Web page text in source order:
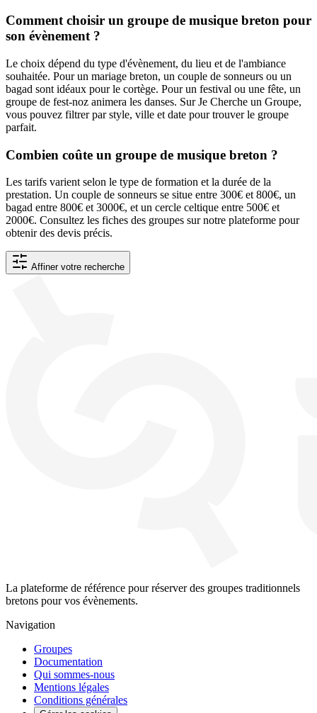
Comment choisir un groupe de musique breton pour
son évènement ?
Le choix dépend du type d'évènement, du lieu et de l'ambiance
souhaitée. Pour un mariage breton, un couple de sonneurs ou un
bagad sont idéaux pour le cortège. Pour un festival ou une fête, un
groupe de fest-noz animera les danses. Sur Je Cherche un Groupe,
vous pouvez filtrer par style, ville et date pour trouver le groupe
parfait.
Combien coûte un groupe de musique breton ?
Les tarifs varient selon le type de formation et la durée de la
prestation. Un couple de sonneurs se situe entre 300€ et 800€, un
bagad entre 800€ et 3000€, et un cercle celtique entre 500€ et
2000€. Consultez les fiches des groupes sur notre plateforme pour
obtenir des devis précis.
Affiner votre recherche
La plateforme de référence pour réserver des groupes traditionnels
bretons pour vos évènements.
Navigation
Groupes
Documentation
Qui sommes-nous
Mentions légales
Conditions générales